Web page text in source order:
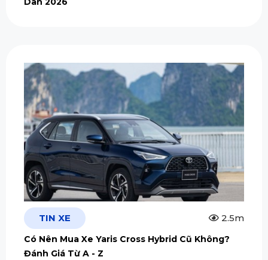
TIN XE 2.5m
Có Nên Mua Xe Yaris Cross Hybrid Cũ Không?
Đánh Giá Từ A - Z